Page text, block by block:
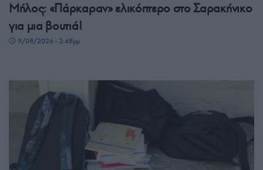
Μήλος: «Πάρκαραν» ελικόπτερο στο Σαρακήνικο
για μια βουτιά!
9/08/2026 - 2:48μμ